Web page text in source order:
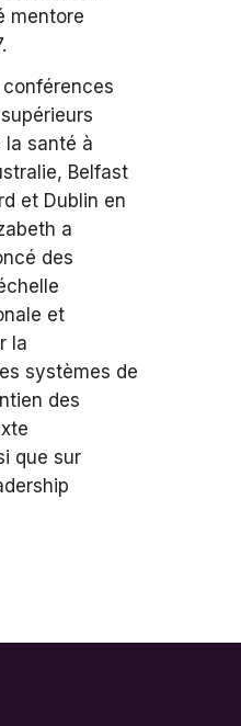
mentore
conférences
la santé à
Belfast
et Dublin en
a
des
et
la
systèmes de
des
que sur